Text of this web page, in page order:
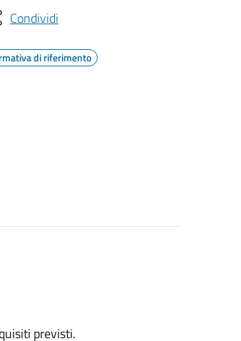
Condividi
di riferimento
previsti.